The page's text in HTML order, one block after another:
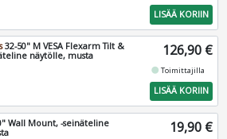
LISÄÄ KORIIN
32-50" M VESA Flexarm Tilt &
näytölle, musta
126,90 €
fiber_manual_recordToimittajilla
LISÄÄ KORIIN
Wall Mount, -seinäteline
19,90 €